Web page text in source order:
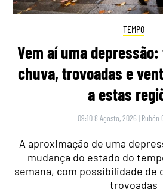
TEMPO
Vem aí uma
chuva, trovoadas e
a estas
09:10 8 Agosto, 2026 | Rubén
A aproximação de uma
mudança do estado do
semana, com possibilidade de
trovoadas